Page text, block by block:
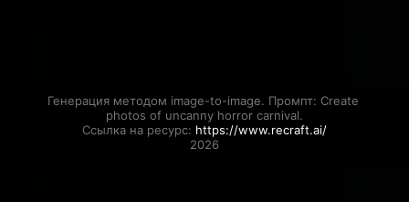
Генерация методом image-to-image. Промпт: Create
photos of uncanny horror carnival.
Ссылка на ресурс: https://www.recraft.ai/
2026